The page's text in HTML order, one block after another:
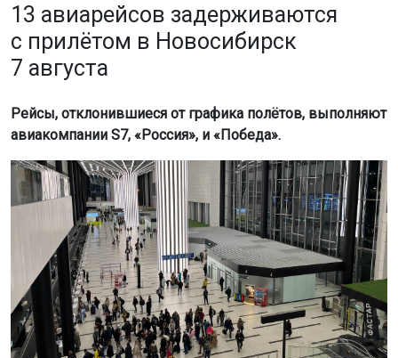
13 авиарейсов задерживаются
с прилётом в Новосибирск
7 августа
Рейсы, отклонившиеся от графика полётов, выполняют
авиакомпании S7, «Россия», и «Победа».